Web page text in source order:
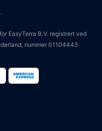
EasyTerra B.V. registrert ved
nummer 01104443